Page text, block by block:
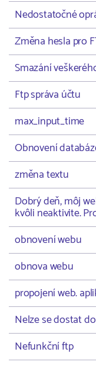
Nedostatočné
Změna hesla pro
Smazání
Ftp správa účtu
max_input_time
Obnovení
změna textu
Dobrý deň, môj
kvôli neaktivite.
obnovení webu
obnova webu
propojení web.
Nelze se dostat
Nefunkční ftp